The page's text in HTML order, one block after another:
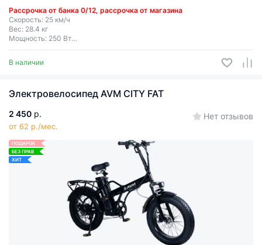
Рассрочка от банка 0/12, рассрочка от магазина
Скорость: 25 км/ч
Вес: 28.4 кг
Мощность: 250 Вт
Дальность хода: до 50 км
В наличии
Электровелосипед AVM CITY FAT
2 450 р.
от 62 р./мес.
Нет отзывов
ПОДАРОК
БЕЗ ПРАВ
ХИТ